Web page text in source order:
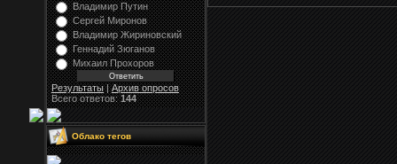
Владимир Путин
Сергей Миронов
Владимир Жириновский
Геннадий Зюганов
Михаил Прохоров
Результаты|Архив опросов
Всего ответов:144
Облако тегов